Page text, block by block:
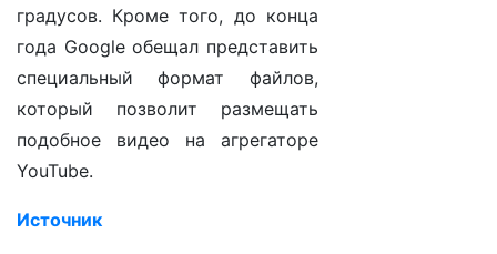
градусов. Кроме того, до конца
года Google обещал представить
специальный формат файлов,
который позволит размещать
подобное видео на агрегаторе
YouTube.
Источник